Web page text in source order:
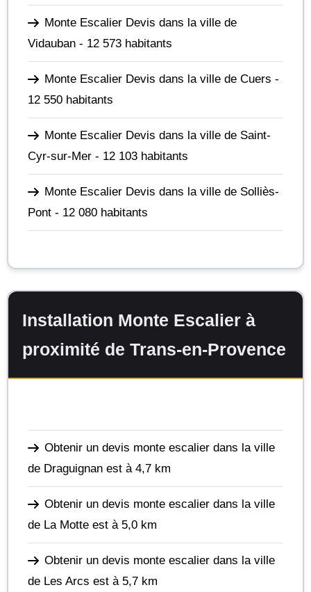
Monte Escalier Devis dans la ville de
Vidauban - 12 573 habitants
Monte Escalier Devis dans la ville de Cuers -
12 550 habitants
Monte Escalier Devis dans la ville de Saint-
Cyr-sur-Mer - 12 103 habitants
Monte Escalier Devis dans la ville de Solliès-
Pont - 12 080 habitants
Installation Monte Escalier à
proximité de Trans-en-Provence
Obtenir un devis monte escalier dans la ville
de Draguignan est à 4,7 km
Obtenir un devis monte escalier dans la ville
de La Motte est à 5,0 km
Obtenir un devis monte escalier dans la ville
de Les Arcs est à 5,7 km